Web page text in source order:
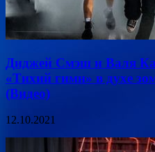
Диджей Смэш и Валя
«Тихий гимн» в духе
(Видео)
12.10.2021